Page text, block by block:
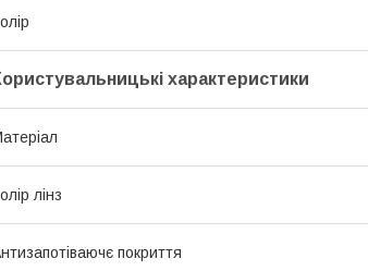
характеристики
лінз
покриття